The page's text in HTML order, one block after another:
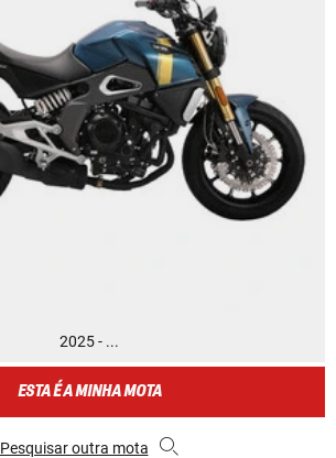
2025 - ...
ESTA É A MINHA MOTA
Pesquisar outra mota